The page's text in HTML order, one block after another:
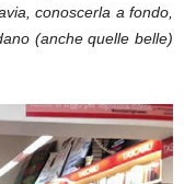
conoscerla a fondo,
(anche quelle belle)